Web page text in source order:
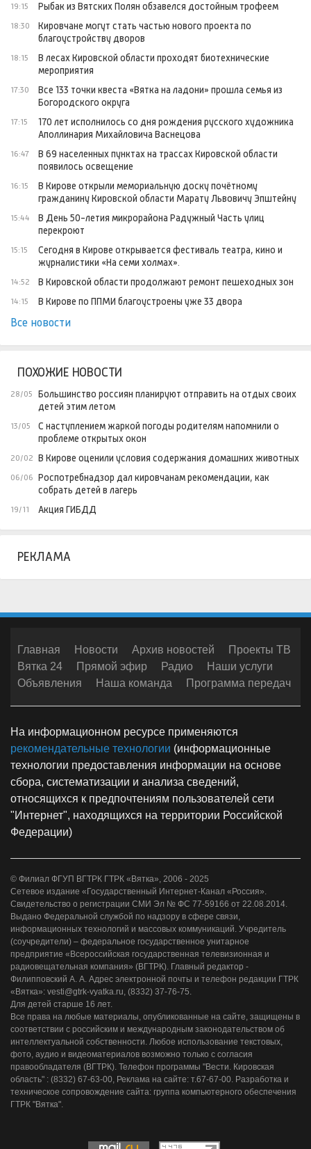
19:15 Рыбак из Вятских Полян обзавелся достойным трофеем
18:30
Кировчане могут стать частью нового проекта по
благоустройству дворов
18:15
В лесах Кировской области проходят биотехнические
мероприятия
17:30
Все 133 точки квеста «Вятка на ладони» прошла семья из
Богородского округа
17:15
170 лет исполнилось со дня рождения русского художника
Аполлинария Михайловича Васнецова
16:47
В 69 населенных пунктах на трассах Кировской области
появилось освещение
16:15
В Кирове открыли мемориальную доску почётному
гражданину Кировской области Марату Львовичу Эпштейну
15:44
В День 50-летия микрорайона Радужный Часть улиц
перекроют
15:15
Сегодня в Кирове открывается фестиваль театра, кино и
журналистики «На семи холмах».
14:52 В Кировской области продолжают ремонт пешеходных зон
14:15 В Кирове по ППМИ благоустроены уже 33 двора
Все новости
ПОХОЖИЕ НОВОСТИ
28/05
Большинство россиян планируют отправить на отдых своих
детей этим летом
13/05
С наступлением жаркой погоды родителям напомнили о
проблеме открытых окон
20/02 В Кирове оценили условия содержания домашних животных
06/06 Роспотребнадзор дал кировчанам рекомендации, как
собрать детей в лагерь
19/11 Акция ГИБДД
РЕКЛАМА
Главная Новости Архив новостей
Проекты ТВ
Вятка 24
Прямой эфир Радио
Наши услуги
Объявления
Наша команда Программа передач
На информационном ресурсе применяются
рекомендательные технологии (информационные
технологии предоставления информации на основе
сбора, систематизации и анализа сведений,
относящихся к предпочтениям пользователей сети
"Интернет", находящихся на территории Российской
Федерации)
© Филиал ФГУП ВГТРК ГТРК «Вятка», 2006 - 2025
Сетевое издание «Государственный Интернет-Канал «Россия».
Свидетельство о регистрации СМИ Эл № ФС 77-59166 от 22.08.2014.
Выдано Федеральной службой по надзору в сфере связи,
информационных технологий и массовых коммуникаций. Учредитель
(соучредители) – федеральное государственное унитарное
предприятие «Всероссийская государственная телевизионная и
радиовещательная компания» (ВГТРК). Главный редактор -
Филипповский А. А. Адрес электронной почты и телефон редакции ГТРК
«Вятка»: vesti@gtrk-vyatka.ru, (8332) 37-76-75.
Для детей старше 16 лет.
Все права на любые материалы, опубликованные на сайте, защищены в
соответствии с российским и международным законодательством об
интеллектуальной собственности. Любое использование текстовых,
фото, аудио и видеоматериалов возможно только с согласия
правообладателя (ВГТРК). Телефон программы "Вести. Кировская
область" : (8332) 67-63-00, Реклама на сайте: т.67-67-00. Разработка и
техническое сопровождение сайта: группа компьютерного обеспечения
ГТРК "Вятка".